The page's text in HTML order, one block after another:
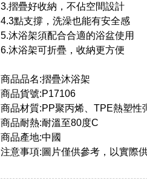
3.摺疊好收納，不佔空間設計
4.3點支撐，洗澡也能有安全感
5.沐浴架須配合合適的浴盆使用
6.沐浴架可折疊，收納更方便
商品品名:摺疊沐浴架
商品貨號:P17106
商品材質:PP聚丙烯、TPE熱塑性
商品耐熱:耐溫至80度C
商品產地:中國
注意事項:圖片僅供參考，以實際